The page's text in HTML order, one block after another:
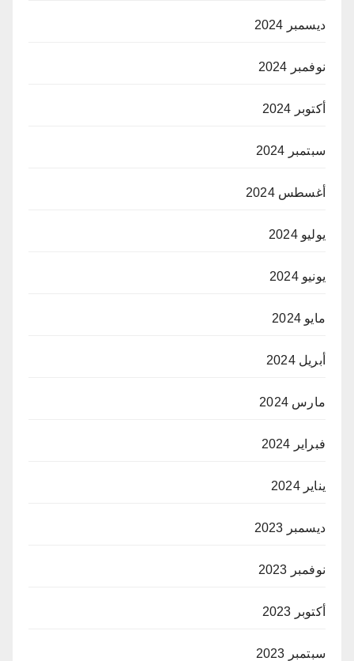
ديسمبر 2024
نوفمبر 2024
أكتوبر 2024
سبتمبر 2024
أغسطس 2024
يوليو 2024
يونيو 2024
مايو 2024
أبريل 2024
مارس 2024
فبراير 2024
يناير 2024
ديسمبر 2023
نوفمبر 2023
أكتوبر 2023
سبتمبر 2023